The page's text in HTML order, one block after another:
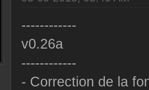
------------
v0.26a
------------
- Correction de la